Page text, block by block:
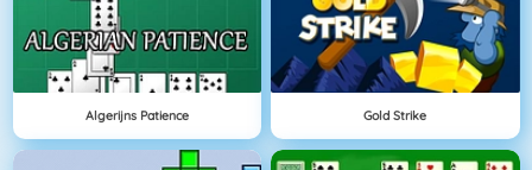
Algerijns Patience Gold Strike